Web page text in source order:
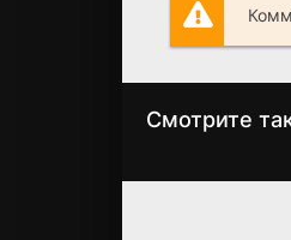
Смотрите
Мертвое нутро